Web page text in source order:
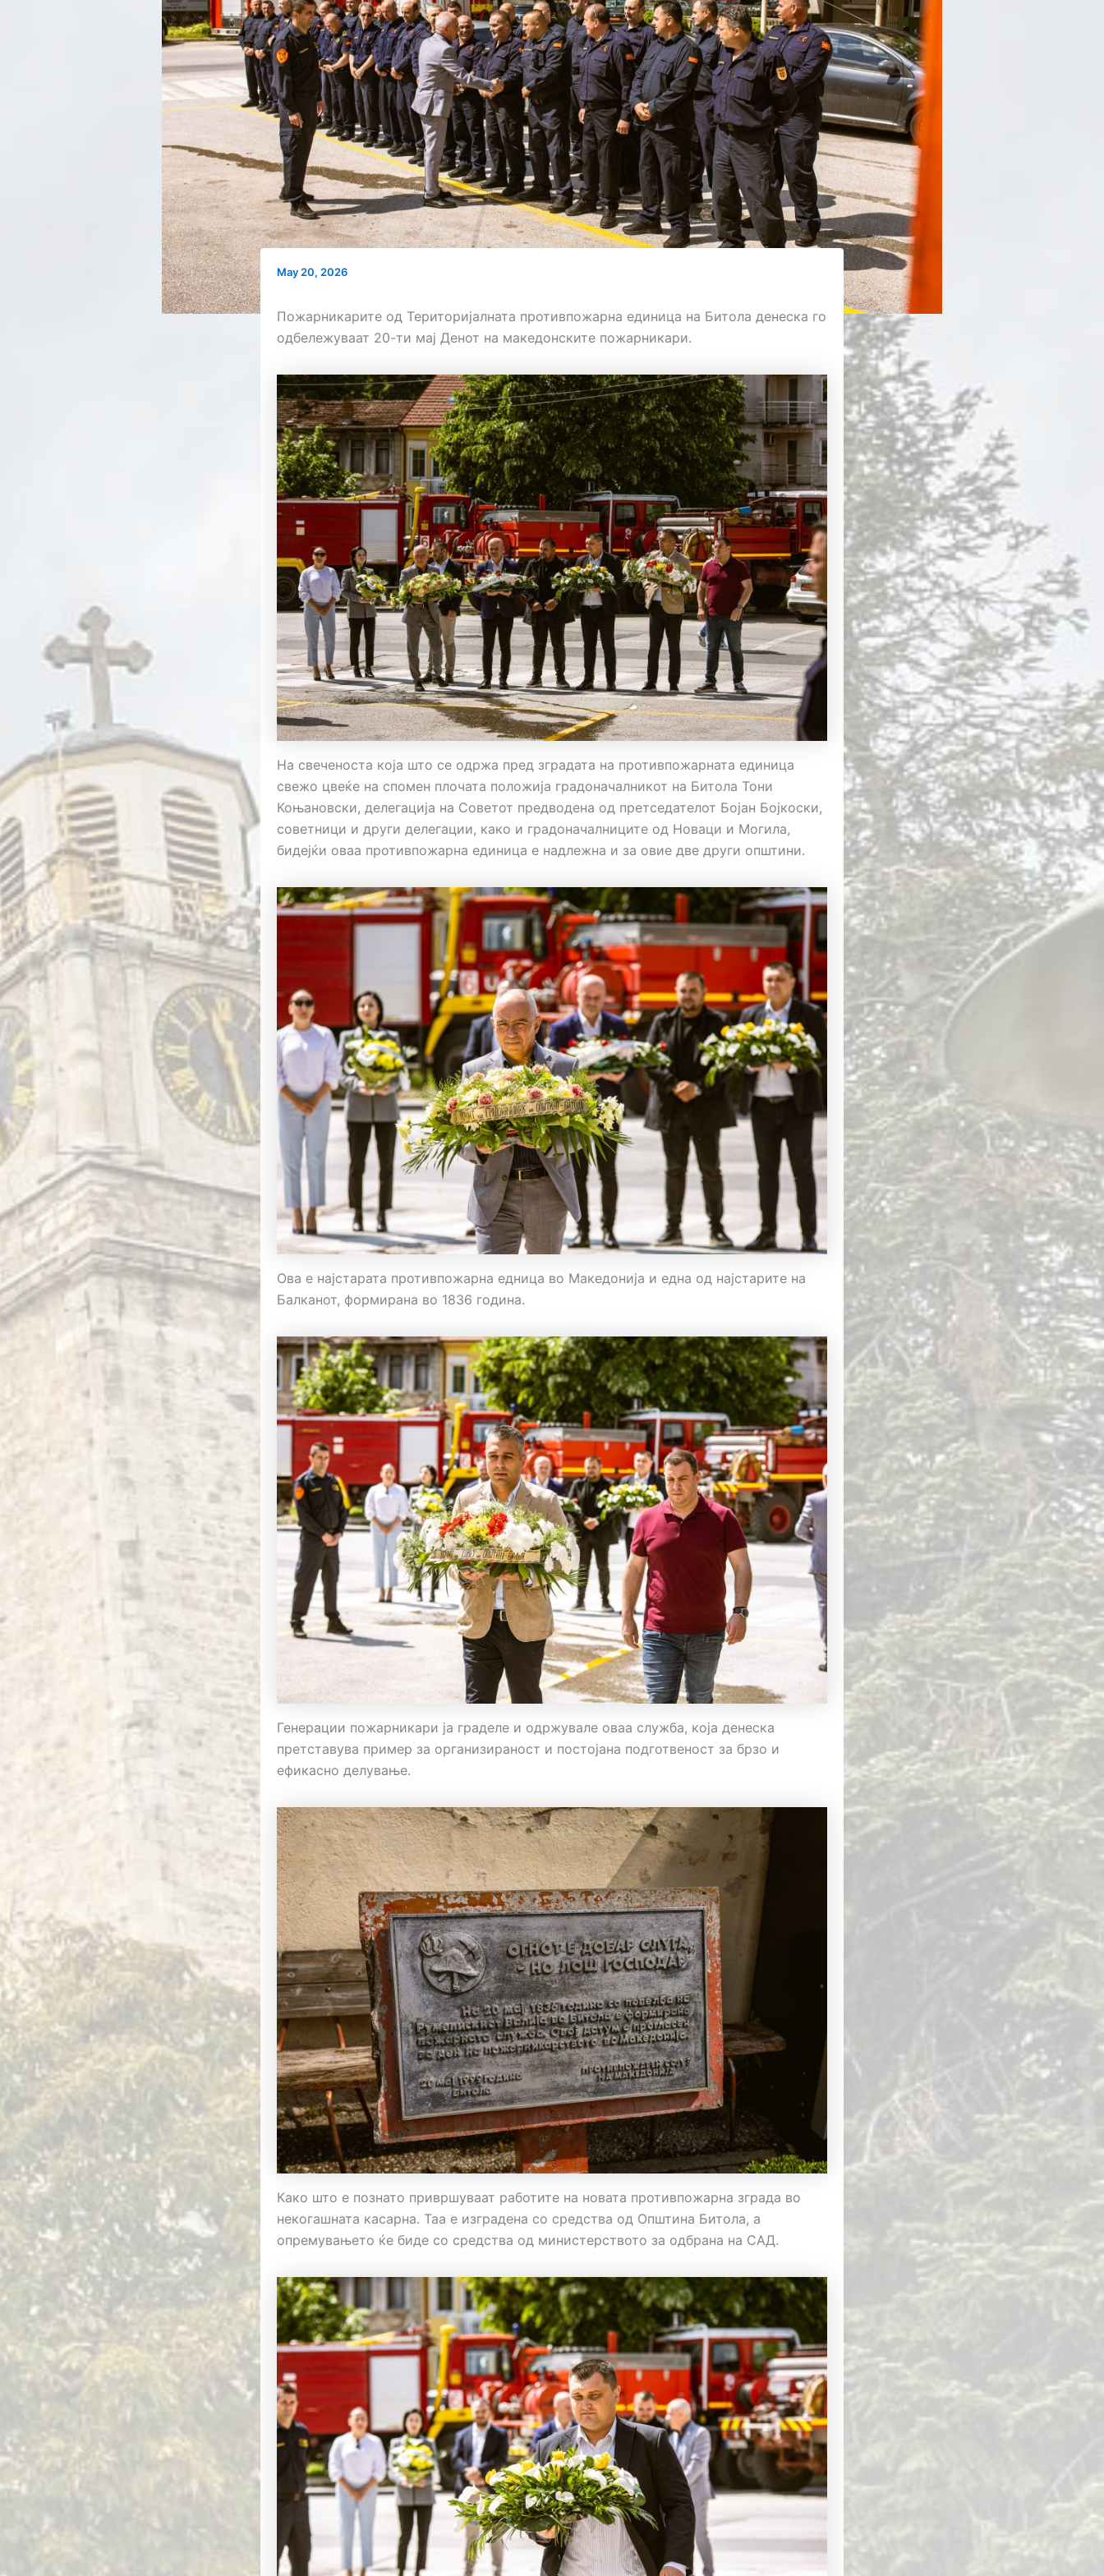
May 20, 2026
Пожарникарите од Територијалната противпожарна единица на Битола денеска го
одбележуваат 20-ти мај Денот на македонските пожарникари.
На свеченоста која што се одржа пред зградата на противпожарната единица
свежо цвеќе на спомен плочата положија градоначалникот на Битола Тони
Коњановски, делегација на Советот предводена од претседателот Бојан Бојкоски,
советници и други делегации, како и градоначалниците од Новаци и Могила,
бидејќи оваа противпожарна единица е надлежна и за овие две други општини.
Ова е најстарата противпожарна едница во Македонија и една од најстарите на
Балканот, формирана во 1836 година.
Генерации пожарникари ја граделе и одржувале оваа служба, која денеска
претставува пример за организираност и постојана подготвеност за брзо и
ефикасно делување.
Како што е познато привршуваат работите на новата противпожарна зграда во
некогашната касарна. Таа е изградена со средства од Општина Битола, а
опремувањето ќе биде со средства од министерството за одбрана на САД.